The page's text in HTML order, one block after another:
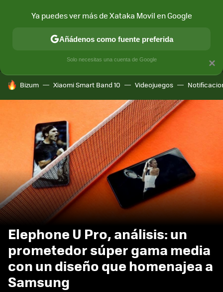
MÓVIL Y SOCIEDAD APLICACIONES
HOY SE HABLA DE
Bizum Xiaomi Smart Band 10 Videojuegos
Elephone U Pro, análisis: un
prometedor súper gama media
con un diseño que homenajea a
Samsung
×
Ya puedes ver más de Xataka Movil en Google
Añádenos como fuente preferida
Solo necesitas una cuenta de Google